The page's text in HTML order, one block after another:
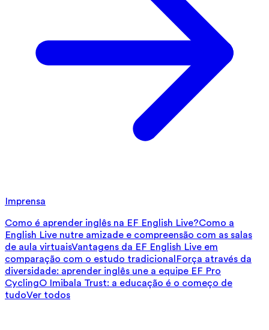
Imprensa
Como é aprender inglês na EF English Live?Como a
English Live nutre amizade e compreensão com as salas
de aula virtuaisVantagens da EF English Live em
comparação com o estudo tradicional Força através da
diversidade: aprender inglês une a equipe EF Pro
CyclingO Imibala Trust: a educação é o começo de
tudoVer todos